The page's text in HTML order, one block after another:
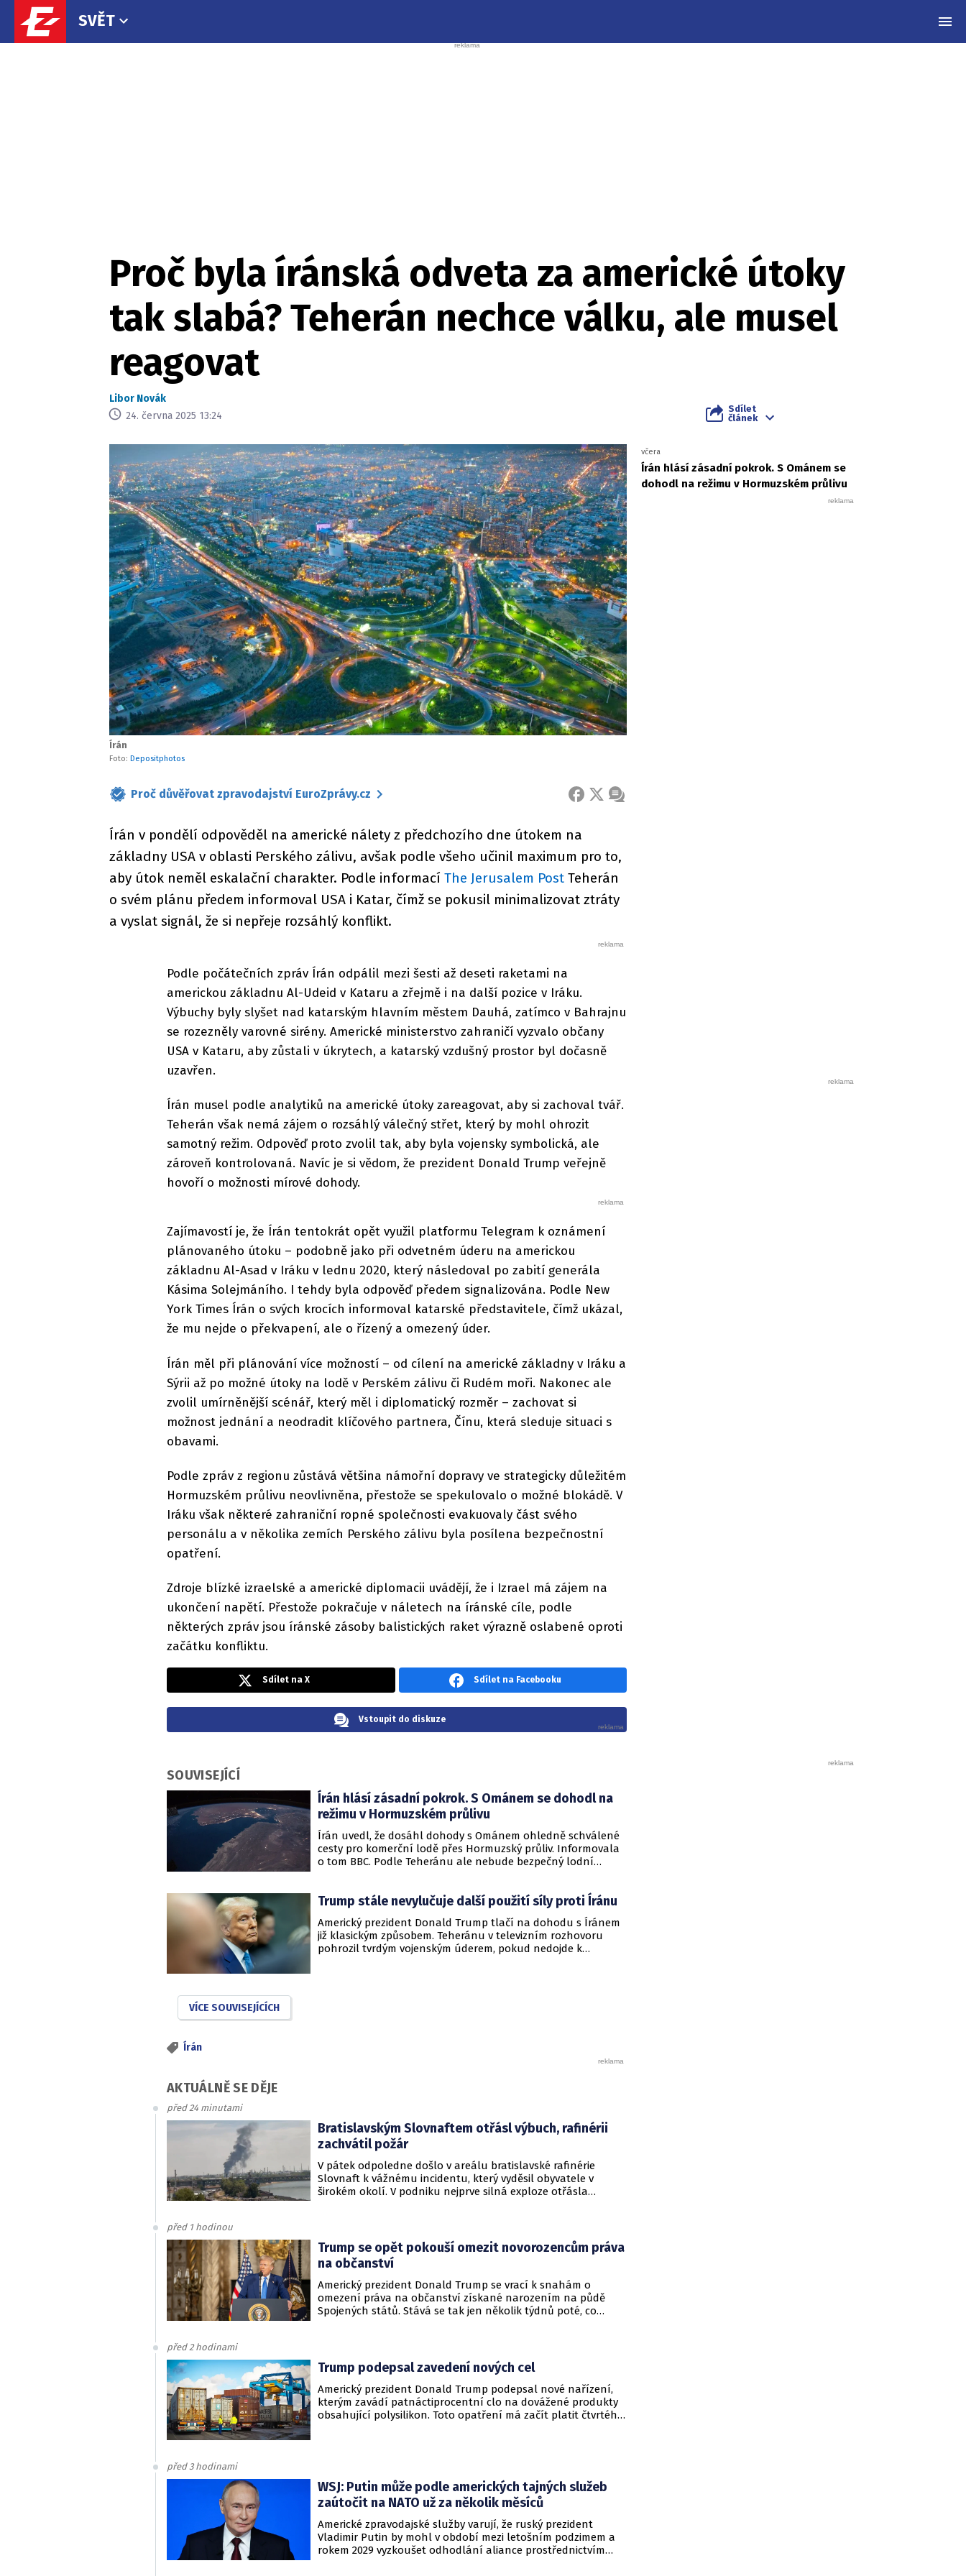
SVĚT
Proč byla íránská odveta za americké útoky
tak slabá? Teherán nechce válku, ale musel
reagovat
Libor Novák
24. června 2025 13:24
Sdílet
článek
Írán
Foto: Depositphotos
Proč důvěřovat zpravodajství EuroZprávy.cz FACEBOOK
X ZPRÁVA
Írán v pondělí odpověděl na americké nálety z předchozího dne útokem na
základny USA v oblasti Perského zálivu, avšak podle všeho učinil maximum pro to,
aby útok neměl eskalační charakter. Podle informací The Jerusalem Post Teherán
o svém plánu předem informoval USA i Katar, čímž se pokusil minimalizovat ztráty
a vyslat signál, že si nepřeje rozsáhlý konflikt.
Podle počátečních zpráv Írán odpálil mezi šesti až deseti raketami na
americkou základnu Al-Udeid v Kataru a zřejmě i na další pozice v Iráku.
Výbuchy byly slyšet nad katarským hlavním městem Dauhá, zatímco v Bahrajnu
se rozezněly varovné sirény. Americké ministerstvo zahraničí vyzvalo občany
USA v Kataru, aby zůstali v úkrytech, a katarský vzdušný prostor byl dočasně
uzavřen.
Írán musel podle analytiků na americké útoky zareagovat, aby si zachoval tvář.
Teherán však nemá zájem o rozsáhlý válečný střet, který by mohl ohrozit
samotný režim. Odpověď proto zvolil tak, aby byla vojensky symbolická, ale
zároveň kontrolovaná. Navíc je si vědom, že prezident Donald Trump veřejně
hovoří o možnosti mírové dohody.
Zajímavostí je, že Írán tentokrát opět využil platformu Telegram k oznámení
plánovaného útoku – podobně jako při odvetném úderu na americkou
základnu Al-Asad v Iráku v lednu 2020, který následoval po zabití generála
Kásima Solejmáního. I tehdy byla odpověď předem signalizována. Podle New
York Times Írán o svých krocích informoval katarské představitele, čímž ukázal,
že mu nejde o překvapení, ale o řízený a omezený úder.
Írán měl při plánování více možností – od cílení na americké základny v Iráku a
Sýrii až po možné útoky na lodě v Perském zálivu či Rudém moři. Nakonec ale
zvolil umírněnější scénář, který měl i diplomatický rozměr – zachovat si
možnost jednání a neodradit klíčového partnera, Čínu, která sleduje situaci s
obavami.
Podle zpráv z regionu zůstává většina námořní dopravy ve strategicky důležitém
Hormuzském průlivu neovlivněna, přestože se spekulovalo o možné blokádě. V
Iráku však některé zahraniční ropné společnosti evakuovaly část svého
personálu a v několika zemích Perského zálivu byla posílena bezpečnostní
opatření.
Zdroje blízké izraelské a americké diplomacii uvádějí, že i Izrael má zájem na
ukončení napětí. Přestože pokračuje v náletech na íránské cíle, podle
některých zpráv jsou íránské zásoby balistických raket výrazně oslabené oproti
začátku konfliktu.
včera
Írán hlásí zásadní pokrok. S Ománem se
dohodl na režimu v Hormuzském průlivu
Sdílet na X Sdílet na Facebooku
Vstoupit do diskuze
SOUVISEJÍCÍ
Írán hlásí zásadní pokrok. S Ománem se dohodl na
režimu v Hormuzském průlivu
Írán uvedl, že dosáhl dohody s Ománem ohledně schválené
cesty pro komerční lodě přes Hormuzský průliv. Informovala
o tom BBC. Podle Teheránu ale nebude bezpečný lodní
Trump stále nevylučuje další použití síly proti Íránu
Americký prezident Donald Trump tlačí na dohodu s Íránem
již klasickým způsobem. Teheránu v televizním rozhovoru
pohrozil tvrdým vojenským úderem, pokud nedojde k
VÍCE SOUVISEJÍCÍCH
Írán
AKTUÁLNĚ SE DĚJE
před 24 minutami
Bratislavským Slovnaftem otřásl výbuch, rafinérii
zachvátil požár
V pátek odpoledne došlo v areálu bratislavské rafinérie
Slovnaft k vážnému incidentu, který vyděsil obyvatele v
širokém okolí. V podniku nejprve silná exploze otřásla
před 1 hodinou
Trump se opět pokouší omezit novorozencům práva
na občanství
Americký prezident Donald Trump se vrací k snahám o
omezení práva na občanství získané narozením na půdě
Spojených států. Stává se tak jen několik týdnů poté, co
před 2 hodinami
Trump podepsal zavedení nových cel
Americký prezident Donald Trump podepsal nové nařízení,
kterým zavádí patnáctiprocentní clo na dovážené produkty
obsahující polysilikon. Toto opatření má začít platit čtvrtého
před 3 hodinami
WSJ: Putin může podle amerických tajných služeb
zaútočit na NATO už za několik měsíců
Americké zpravodajské služby varují, že ruský prezident
Vladimir Putin by mohl v období mezi letošním podzimem a
rokem 2029 vyzkoušet odhodlání aliance prostřednictvím